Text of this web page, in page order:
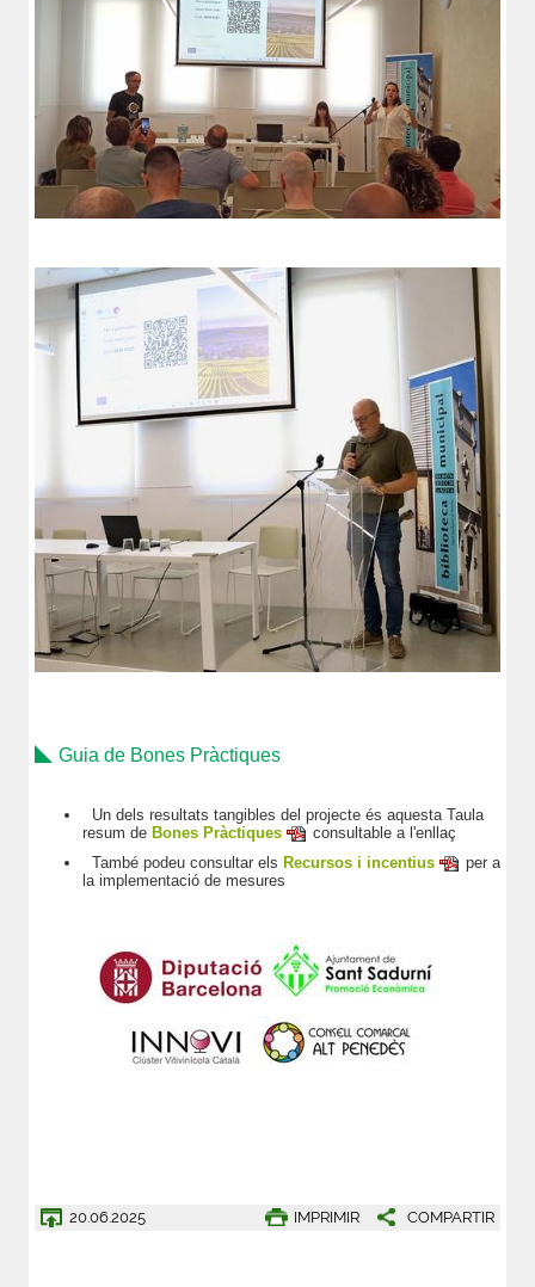
Guia de Bones Pràctiques
Un dels resultats tangibles del projecte és aquesta Taula
resum de Bones Pràctiques
consultable a l'enllaç
També podeu consultar els Recursos i incentius
per a
la implementació de mesures
20.06.2025 IMPRIMIR COMPARTIR